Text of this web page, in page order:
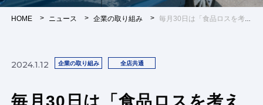
HOME ニュース 企業の取り組み 毎月30日は「食品ロスを考える日」
2024.1.12 企業の取り組み 全店共通
毎月30日は「食品ロスを考え